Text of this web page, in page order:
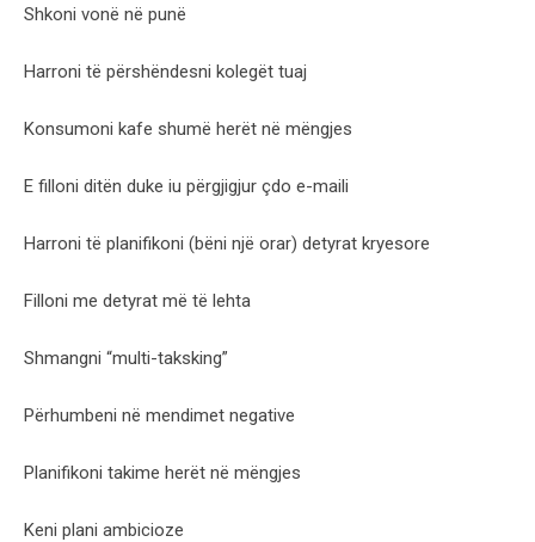
Shkoni vonë në punë
Harroni të përshëndesni kolegët tuaj
Konsumoni kafe shumë herët në mëngjes
E filloni ditën duke iu përgjigjur çdo e-maili
Harroni të planifikoni (bëni një orar) detyrat kryesore
Filloni me detyrat më të lehta
Shmangni “multi-taksking”
Përhumbeni në mendimet negative
Planifikoni takime herët në mëngjes
Keni plani ambicioze